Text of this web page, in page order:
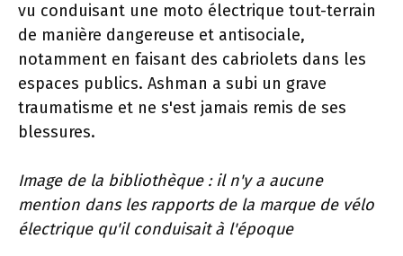
vu conduisant une moto électrique tout-terrain
de manière dangereuse et antisociale,
notamment en faisant des cabriolets dans les
espaces publics. Ashman a subi un grave
traumatisme et ne s'est jamais remis de ses
blessures.
Image de la bibliothèque : il n'y a aucune
mention dans les rapports de la marque de vélo
électrique qu'il conduisait à l'époque